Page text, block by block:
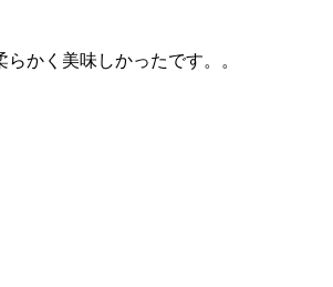
かく美味しかったです。。